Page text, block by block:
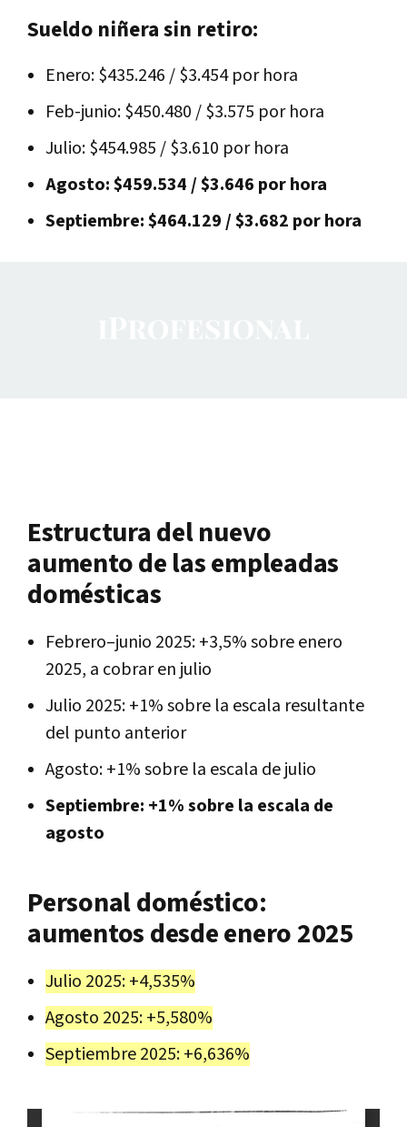
Sueldo niñera sin retiro:
Enero: $435.246 / $3.454 por hora
Feb-junio: $450.480 / $3.575 por hora
Julio: $454.985 / $3.610 por hora
Agosto: $459.534 / $3.646 por hora
Septiembre: $464.129 / $3.682 por hora
Estructura del nuevo
aumento de las empleadas
domésticas
Febrero–junio 2025: +3,5% sobre enero
2025, a cobrar en julio
Julio 2025: +1% sobre la escala resultante
del punto anterior
Agosto: +1% sobre la escala de julio
Septiembre: +1% sobre la escala de
agosto
Personal doméstico:
aumentos desde enero 2025
Julio 2025: +4,535%
Agosto 2025: +5,580%
Septiembre 2025: +6,636%